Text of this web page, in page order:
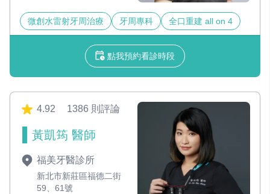
微創水雷射牙周治療 牙周專科 全口重建 all on 4
點我預約看診時段
4.92 1386 則評論
黃凱筠 醫師
福美牙醫診所
新北市新莊區福德二街
59、61號